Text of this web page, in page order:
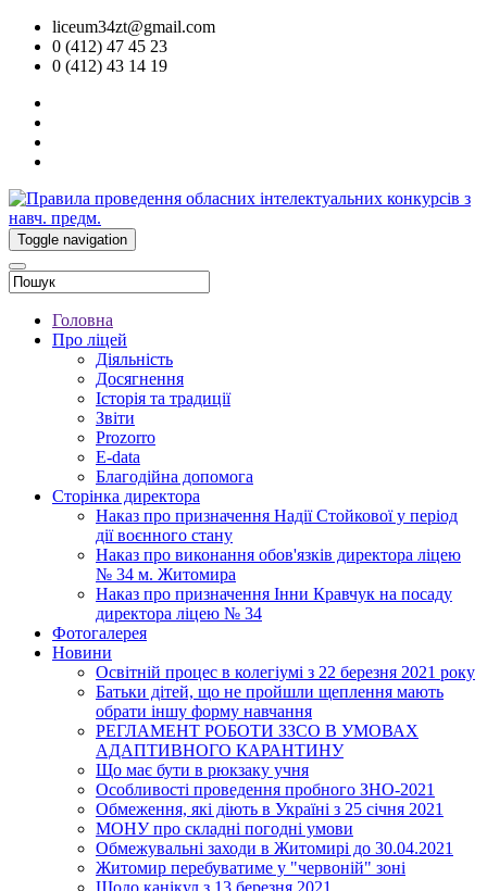
liceum34zt@gmail.com
0 (412) 47 45 23
0 (412) 43 14 19
Toggle navigation
Головна
Про ліцей
Діяльність
Досягнення
Історія та традиції
Звіти
Prozorro
E-data
Благодійна допомога
Сторінка директора
Наказ про призначення Надії Стойкової у період
дії воєнного стану
Наказ про виконання обов'язків директора ліцею
№ 34 м. Житомира
Наказ про призначення Інни Кравчук на посаду
директора ліцею № 34
Фотогалерея
Новини
Освітній процес в колегіумі з 22 березня 2021 року
Батьки дітей, що не пройшли щеплення мають
обрати іншу форму навчання
РЕГЛАМЕНТ РОБОТИ ЗЗСО В УМОВАХ
АДАПТИВНОГО КАРАНТИНУ
Що має бути в рюкзаку учня
Особливості проведення пробного ЗНО-2021
Обмеження, які діють в Україні з 25 січня 2021
МОНУ про складні погодні умови
Обмежувальні заходи в Житомирі до 30.04.2021
Житомир перебуватиме у "червоній" зоні
Щодо канікул з 13 березня 2021